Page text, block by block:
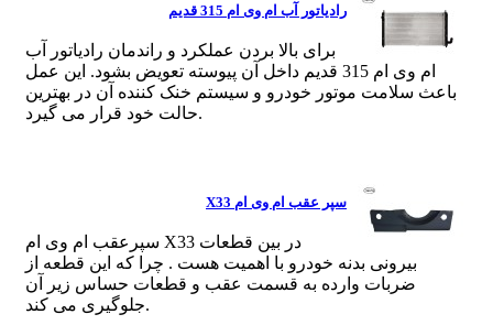
رادیاتور آب ام وی ام 315 قدیم
برای بالا بردن عملکرد و راندمان رادیاتور آب
ام وی ام 315 قدیم داخل آن پیوسته تعویض بشود. این عمل
باعث سلامت موتور خودرو و سیستم خنک کننده آن در بهترین
حالت خود قرار می گیرد.
سپر عقب ام وی ام X33
سپرعقب ام وی ام X33 در بین قطعات
بیرونی بدنه خودرو با اهمیت هست . چرا که این قطعه از
ضربات وارده به قسمت عقب و قطعات حساس زیر آن
جلوگیری می کند.